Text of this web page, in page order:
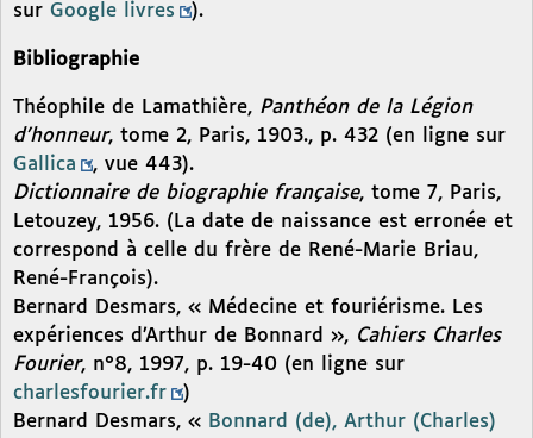
sur Google livres ).
Bibliographie
Théophile de Lamathière, Panthéon de la Légion
d’honneur, tome 2, Paris, 1903., p. 432 (en ligne sur
Gallica
, vue 443).
Dictionnaire de biographie française, tome 7, Paris,
Letouzey, 1956. (La date de naissance est erronée et
correspond à celle du frère de René-Marie Briau,
René-François).
Bernard Desmars, « Médecine et fouriérisme. Les
expériences d’Arthur de Bonnard », Cahiers Charles
Fourier, n°8, 1997, p. 19-40 (en ligne sur
charlesfourier.fr
)
Bernard Desmars, « Bonnard (de), Arthur (Charles)